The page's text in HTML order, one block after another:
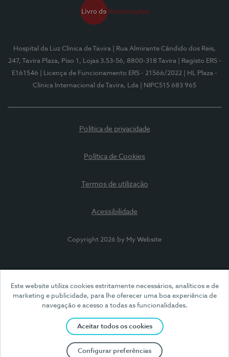
Este website utiliza cookies estritamente necessários, analíticos e de
marketing e publicidade, para lhe oferecer uma boa experiência de
navegação e acesso a todas as funcionalidades.
Aceitar todos os cookies
Configurar preferências
Hospital da Luz Clínica de Tavira
| Rua Almirante Cândido dos Reis,
247, Tavira Plaza, Piso 1, Lojas 3.53-56, 8800-318 Tavira
| Registo ERS -
E161546
| Licença de Funcionamento ERS - 21566/2022
| HL Plaza -
Clínica Internacional de Tavira, Lda
| NIPC515 683 965
Política de privacidade
Política de Cookies
Termos de utilização
Acessibilidade
Copyright 2026 by My Website